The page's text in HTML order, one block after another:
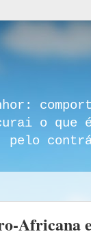
o que
Africana